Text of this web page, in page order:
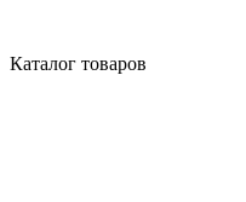
Каталог товаров